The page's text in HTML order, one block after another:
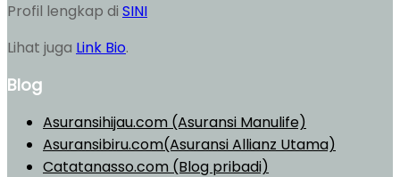
Profil lengkap di SINI
Lihat juga Link Bio.
Blog
Asuransihijau.com (Asuransi Manulife)
Asuransibiru.com(Asuransi Allianz Utama)
Catatanasso.com (Blog pribadi)